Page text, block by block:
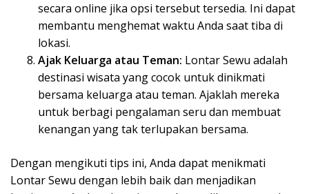
secara online jika opsi tersebut tersedia. Ini dapat
membantu menghemat waktu Anda saat tiba di
lokasi.
Ajak Keluarga atau Teman: Lontar Sewu adalah
destinasi wisata yang cocok untuk dinikmati
bersama keluarga atau teman. Ajaklah mereka
untuk berbagi pengalaman seru dan membuat
kenangan yang tak terlupakan bersama.
Dengan mengikuti tips ini, Anda dapat menikmati
Lontar Sewu dengan lebih baik dan menjadikan